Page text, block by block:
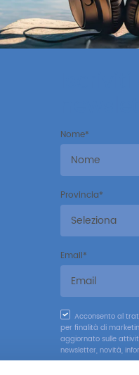
Nome*
Provincia*
Email*
Acconsento al
per finalità di
aggiornato sulle
newsletter, novità,